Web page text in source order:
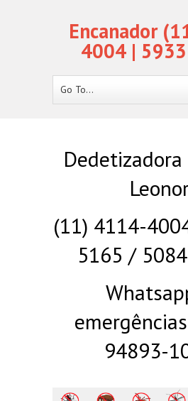
Encanador
4004 |
Go To...
(11) 4114-
5165 /
94893-